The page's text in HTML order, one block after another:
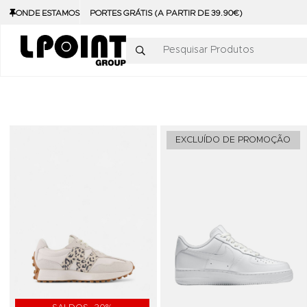
ONDE ESTAMOS PORTES GRÁTIS (A PARTIR DE 39.90€)
Pesquisar Produtos
Adicionar aos Favoritos
EXCLUÍDO DE PROMOÇÃO